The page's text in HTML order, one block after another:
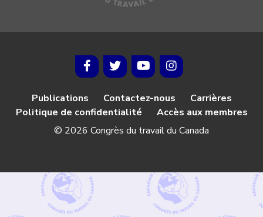
Publications Contactez-nous
Carrières
Politique de confidentialité
Accès aux membres
© 2026 Congrès du travail du Canada